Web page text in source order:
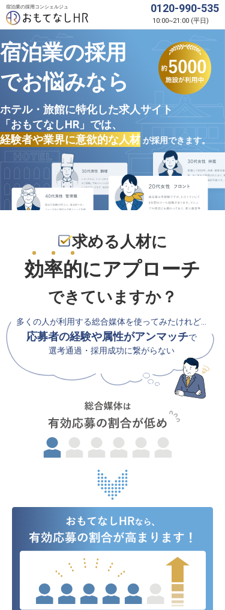
宿泊業の採用コンシェルジュ 0120-990-535
10:00~21:00 (平日)
宿泊業の採用
でお悩みなら
ホテル・旅館に特化した求人サイト
「おもてなしHR」では、
経験者や業界に意欲的な人材 が採用できます。
求める人材に
効率的にアプローチ
できていますか？
多くの人が利用する総合媒体を使ってみたけれど…
応募者の経験や属性がアンマッチで
選考通過・採用成功に繋がらない